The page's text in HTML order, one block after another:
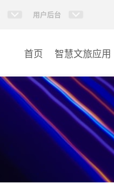
用户后台
首页 智慧文旅应用